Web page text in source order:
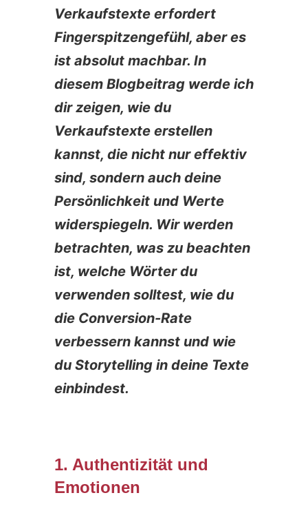
Verkaufstexte erfordert
Fingerspitzengefühl, aber es
ist absolut machbar. In
diesem Blogbeitrag werde ich
dir zeigen, wie du
Verkaufstexte erstellen
kannst, die nicht nur effektiv
sind, sondern auch deine
Persönlichkeit und Werte
widerspiegeln. Wir werden
betrachten, was zu beachten
ist, welche Wörter du
verwenden solltest, wie du
die Conversion-Rate
verbessern kannst und wie
du Storytelling in deine Texte
einbindest.
1. Authentizität und
Emotionen